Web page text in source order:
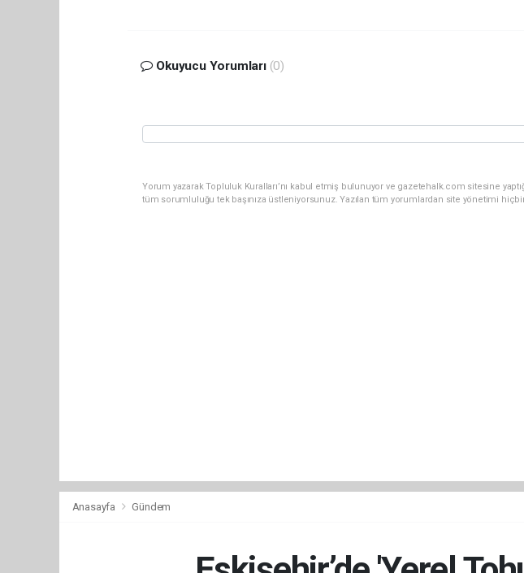
Okuyucu Yorumları (0)
Yorum yazarak Topluluk Kuralları’nı kabul etmiş bulunuyor ve gazetehalk.com sitesine
tüm sorumluluğu tek başınıza üstleniyorsunuz. Yazılan tüm yorumlardan site yönetimi
Anasayfa Gündem